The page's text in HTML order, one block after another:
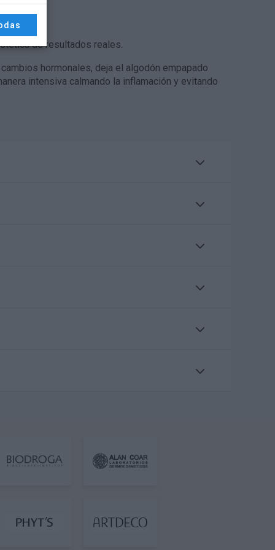
de resultados reales.
hormonales, deja el algodón empapado
intensiva calmando la inflamación y evitando